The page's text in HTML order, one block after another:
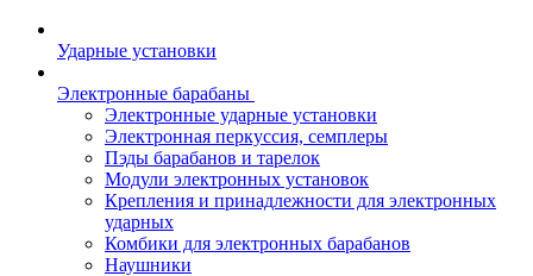
Ударные установки
Электронные барабаны
Электронные ударные установки
Электронная перкуссия, семплеры
Пэды барабанов и тарелок
Модули электронных установок
Крепления и принадлежности для электронных
ударных
Комбики для электронных барабанов
Наушники